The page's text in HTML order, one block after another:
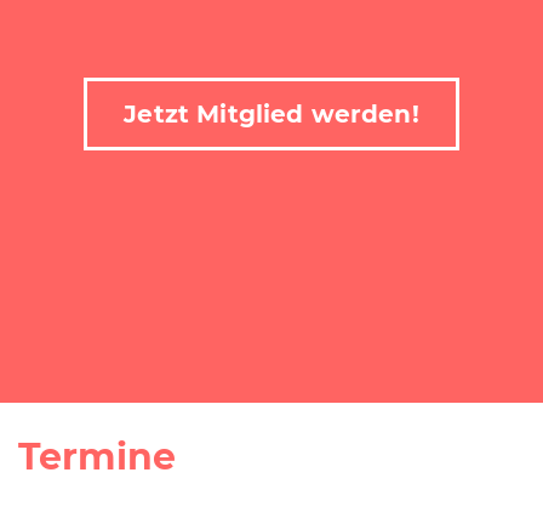
Jetzt Mitglied werden!
Termine